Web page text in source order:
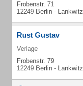
Frobenstr. 71
12249 Berlin - Lankwitz
Rust Gustav
Verlage
Frobenstr. 79
12249 Berlin - Lankwitz